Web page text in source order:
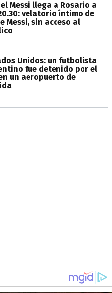
Messi llega a Rosario a
velatorio íntimo de
Messi, sin acceso al
Unidos: un futbolista
fue detenido por el
un aeropuerto de